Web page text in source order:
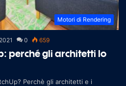
Motori di Rendering
0 659
perché gli architetti lo
Perchè gli architetti e i